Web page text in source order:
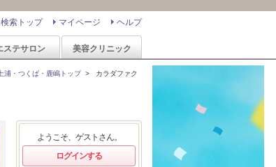
ヘルプ
マイページ
索トップ
ステサロン 美容クリニック
浦・つくば・鹿嶋トップ> カラダファク
ようこそ、ゲストさん。
ログインする